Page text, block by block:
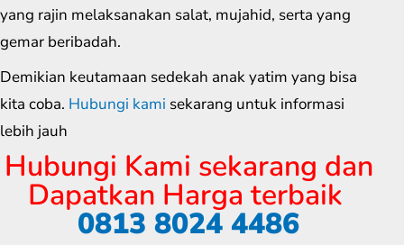
yang rajin melaksanakan salat, mujahid, serta yang
gemar beribadah.
Demikian keutamaan sedekah anak yatim yang bisa
kita coba. Hubungi kami sekarang untuk informasi
lebih jauh
Hubungi Kami sekarang dan
Dapatkan Harga terbaik
0813 8024 4486